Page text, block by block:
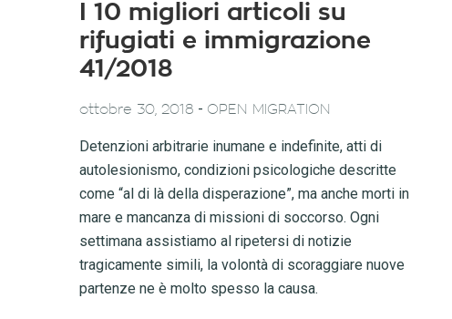
I 10 migliori articoli su
rifugiati e immigrazione
41/2018
ottobre 30, 2018 - OPEN MIGRATION
Detenzioni arbitrarie inumane e indefinite, atti di
autolesionismo, condizioni psicologiche descritte
come “al di là della disperazione”, ma anche morti in
mare e mancanza di missioni di soccorso. Ogni
settimana assistiamo al ripetersi di notizie
tragicamente simili, la volontà di scoraggiare nuove
partenze ne è molto spesso la causa.